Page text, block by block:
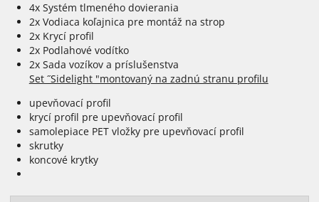
4x Systém tlmeného dovierania
2x Vodiaca koľajnica pre montáž na strop
2x Krycí profil
2x Podlahové vodítko
2x Sada vozíkov a príslušenstva
Set ˝Sidelight "montovaný na zadnú stranu profilu
upevňovací profil
krycí profil pre upevňovací profil
samolepiace PET vložky pre upevňovací profil
skrutky
koncové krytky